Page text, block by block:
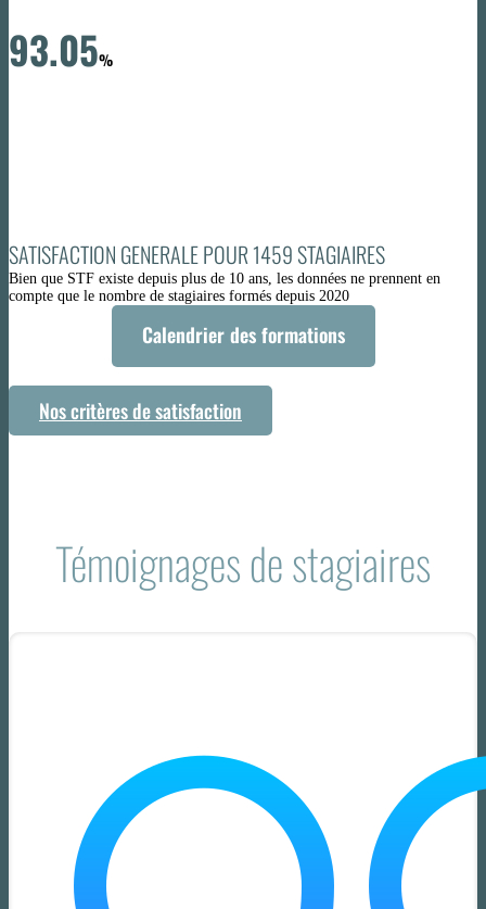
93.05%
SATISFACTION GENERALE POUR 1459 STAGIAIRES
Bien que STF existe depuis plus de 10 ans, les données ne prennent en
compte que le nombre de stagiaires formés depuis 2020
Calendrier des formations
Nos critères de satisfaction
Témoignages de stagiaires